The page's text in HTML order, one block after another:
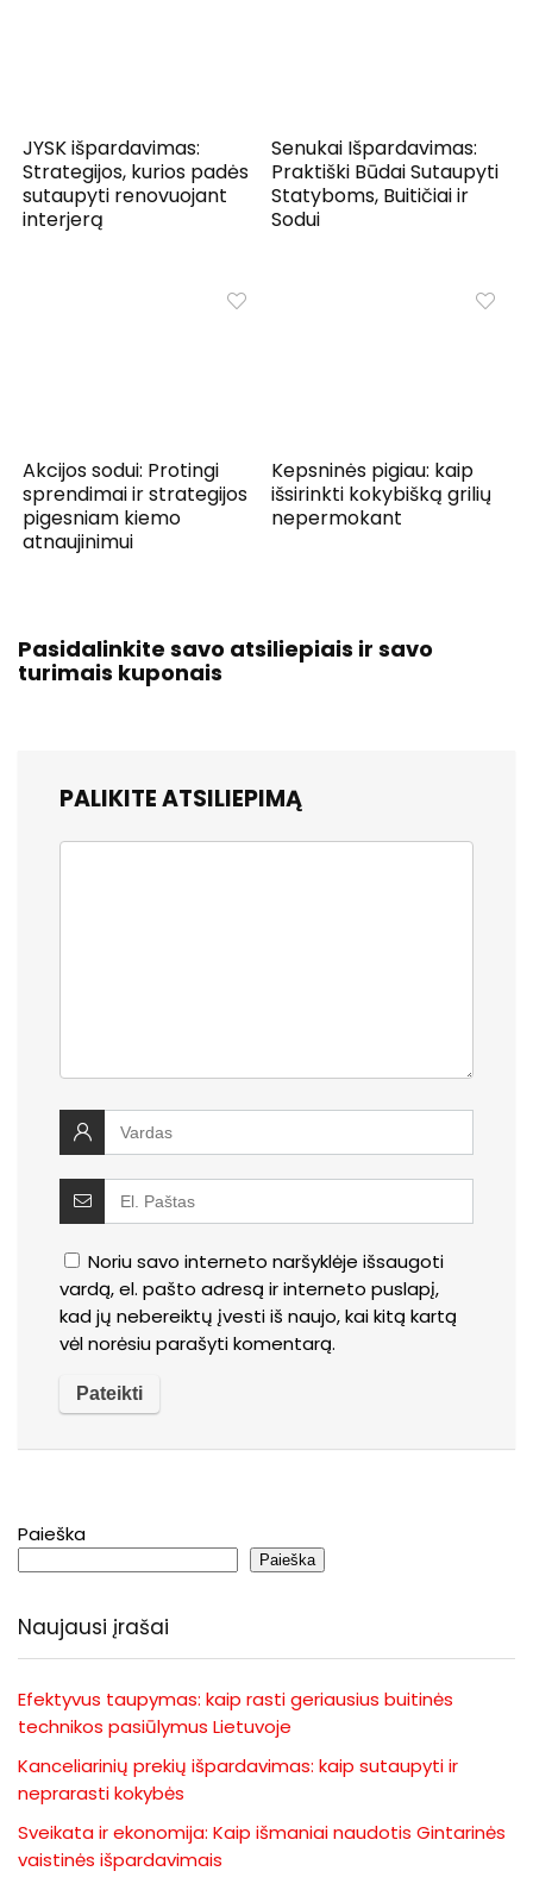
JYSK išpardavimas:
Strategijos, kurios padės
sutaupyti renovuojant
interjerą
Senukai Išpardavimas:
Praktiški Būdai Sutaupyti
Statyboms, Buitičiai ir
Sodui
Akcijos sodui: Protingi
sprendimai ir strategijos
pigesniam kiemo
atnaujinimui
Kepsninės pigiau: kaip
išsirinkti kokybišką grilių
nepermokant
Pasidalinkite savo atsiliepiais ir savo
turimais kuponais
PALIKITE ATSILIEPIMĄ
Noriu savo interneto naršyklėje išsaugoti
vardą, el. pašto adresą ir interneto puslapį,
kad jų nebereiktų įvesti iš naujo, kai kitą kartą
vėl norėsiu parašyti komentarą.
Paieška
Paieška
Naujausi įrašai
Efektyvus taupymas: kaip rasti geriausius buitinės
technikos pasiūlymus Lietuvoje
Kanceliarinių prekių išpardavimas: kaip sutaupyti ir
neprarasti kokybės
Sveikata ir ekonomija: Kaip išmaniai naudotis Gintarinės
vaistinės išpardavimais